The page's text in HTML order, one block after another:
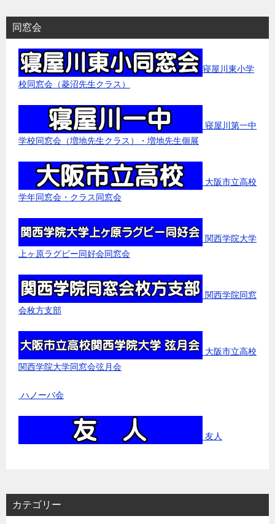
同窓会
寝屋川東小学
校同窓会（菱沼先生クラス）
寝屋川第一中
学校同窓会（増地先生クラス）・増地先生個展
大阪市立高校
学年同窓会・クラス同窓会
関西学院大学
上ヶ原ラグビー同好会同窓会
関西学院同窓
会枚方支部
大阪市立高校
関西学院大学同窓会弦月会
ハノーバ会
友人
カテゴリー